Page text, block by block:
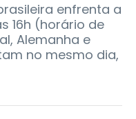
enfrenta a
16h (horário de
Alemanha e
no mesmo dia,